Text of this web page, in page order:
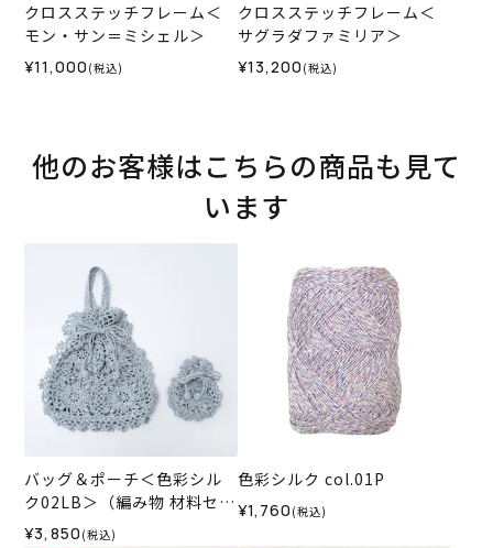
クロスステッチフレーム＜
モン・サン＝ミシェル＞
¥11,000 (税込)
クロスステッチフレーム＜
サグラダファミリア＞
¥13,200 (税込)
他のお客様はこちらの商品も見て
います
バッグ＆ポーチ＜色彩シル
ク02LB＞（編み物 材料セッ
ト）
¥3,850 (税込)
色彩シルク col.01P
¥1,760 (税込)